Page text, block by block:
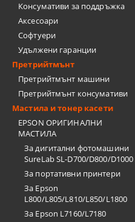
Консумативи за поддръжка
Аксесоари
Софтуери
Удължени гаранции
Претрийтмънт
Претрийтмънт машини
Претрийтмънт консумативи
Мастила и тонер касети
EPSON ОРИГИНАЛНИ
МАСТИЛА
За дигитални фотомашини
SureLab SL-D700/D800/D1000
За портативни принтери
За Epson
L800/L805/L810/L850/L1800
За Epson L7160/L7180